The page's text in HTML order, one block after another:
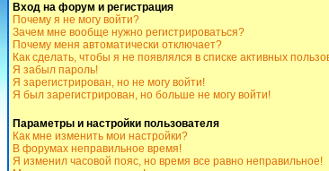
Вход на форум и регистрация
Почему я не могу войти?
Зачем мне вообще нужно регистрироваться?
Почему меня автоматически отключает?
Как сделать, чтобы я не появлялся в списке активных
Я забыл пароль!
Я зарегистрирован, но не могу войти!
Я был зарегистрирован, но больше не могу войти!
Параметры и настройки пользователя
Как мне изменить мои настройки?
В форумах неправильное время!
Я изменил часовой пояс, но время все равно неправильное!